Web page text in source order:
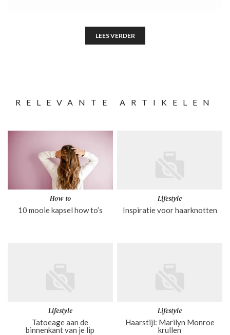
LEES VERDER
RELEVANTE ARTIKELEN
How-to
10 mooie kapsel how to’s
Lifestyle
Inspiratie voor haarknotten
Lifestyle
Tatoeage aan de
binnenkant van je lip
Lifestyle
Haarstijl: Marilyn Monroe
krullen